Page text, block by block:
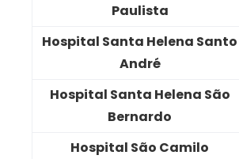
Paulista
Hospital Santa Helena Santo
André
Hospital Santa Helena São
Bernardo
Hospital São Camilo